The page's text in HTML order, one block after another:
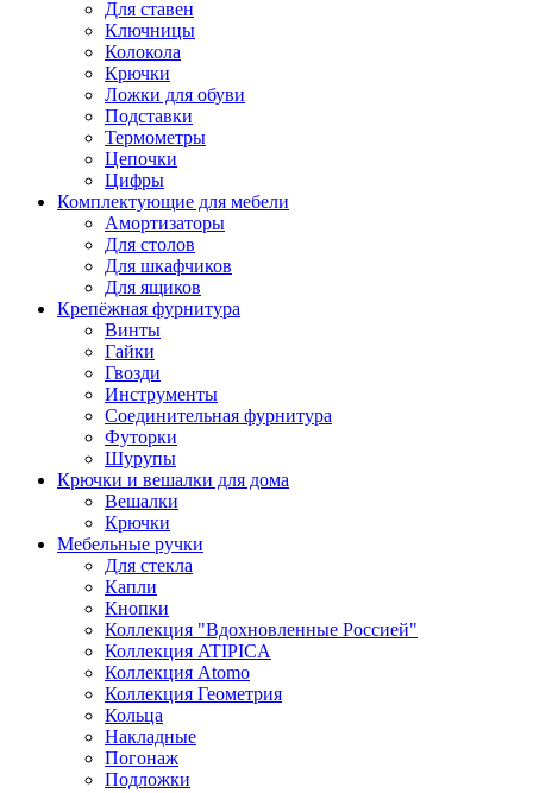
Для ставен
Ключницы
Колокола
Крючки
Ложки для обуви
Подставки
Термометры
Цепочки
Цифры
Комплектующие для мебели
Амортизаторы
Для столов
Для шкафчиков
Для ящиков
Крепёжная фурнитура
Винты
Гайки
Гвозди
Инструменты
Соединительная фурнитура
Футорки
Шурупы
Крючки и вешалки для дома
Вешалки
Крючки
Мебельные ручки
Для стекла
Капли
Кнопки
Коллекция "Вдохновленные Россией"
Коллекция ATIPICA
Коллекция Atomo
Коллекция Геометрия
Кольца
Накладные
Погонаж
Подложки